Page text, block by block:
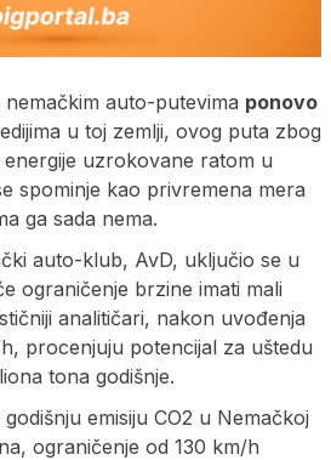
auto-putevima ponovo
u toj zemlji, ovog puta zbog
uzrokovane ratom u
spominje kao privremena mera
ga sada nema.
auto-klub, AvD, uključio se u
ograničenje brzine imati mali
analitičari, nakon uvođenja
procenjuju potencijal za uštedu
tona godišnje.
emisiju CO2 u Nemačkoj
ograničenje od 130 km/h